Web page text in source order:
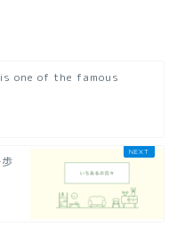
one of the famous